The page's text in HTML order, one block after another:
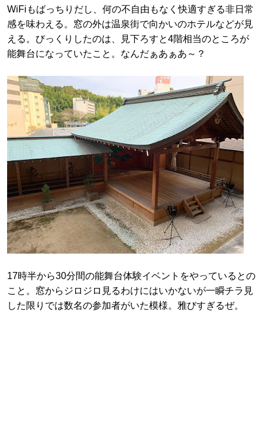
WiFiもばっちりだし、何の不自由もなく快適すぎる非日常
感を味わえる。窓の外は温泉街で向かいのホテルなどが見
える。びっくりしたのは、見下ろすと4階相当のところが
能舞台になっていたこと。なんだぁあぁあ～？
17時半から30分間の能舞台体験イベントをやっているとの
こと。窓からジロジロ見るわけにはいかないが一瞬チラ見
した限りでは数名の参加者がいた模様。雅びすぎるぜ。